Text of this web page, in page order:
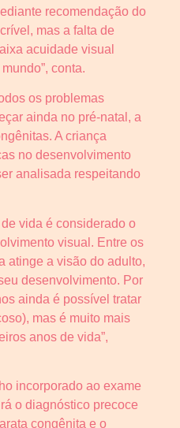
recomendação do
mas a falta de
acuidade visual
conta.
os problemas
ainda no pré-natal, a
A criança
no desenvolvimento
analisada respeitando
vida é considerado o
visual. Entre os
atinge a visão do adulto,
desenvolvimento. Por
ainda é possível tratar
mas é muito mais
anos de vida”,
incorporado ao exame
o diagnóstico precoce
congênita e o